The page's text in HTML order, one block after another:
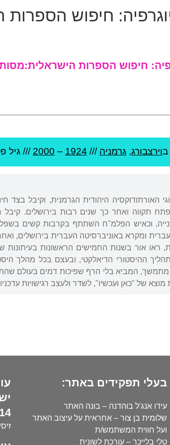
חיפוש הספרות
חיפוש הספרות
בוירצבורג, גרמניה ///
1924
–
2000 /// גיל
האורתודוקסיה היהודית הגרמנית, וקיבל בצד
תחילה בפתח תקווה ואחר כך שנים רבות בירושלים.
וכאיש הפלמ"ח השתתף בקרבות קשים
1948. למד ספרות עברית ומקרא באוניברסיטה העברית
אור בשנות החמישים הראשונות בעיתונות
ההיסטורי הדיאלקטי, ובעצם בכל מהלך
המביא בלי הרף שפיכות דמים בעולם
של "כאן ועכשיו", לשדר ולעצב רגישויות
בעלי תפקידים באתר:
עידו אנג'ל בוהדנה – בונה האתר
שלומית בן צור – אחראית על עיצוב האתר
ועל חווית המשתמש/ת
טלי בלייכר – עורכת לשונית